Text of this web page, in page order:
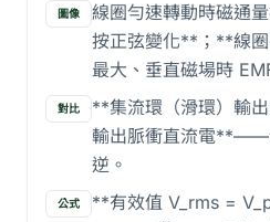
圖像
線圈勻速轉動時磁通
按正弦變化**；**線
最大、垂直磁場時
對比
**集流環（滑環）輸
輸出脈衝直流電**——
逆。
公式
**有效值 V_rms =